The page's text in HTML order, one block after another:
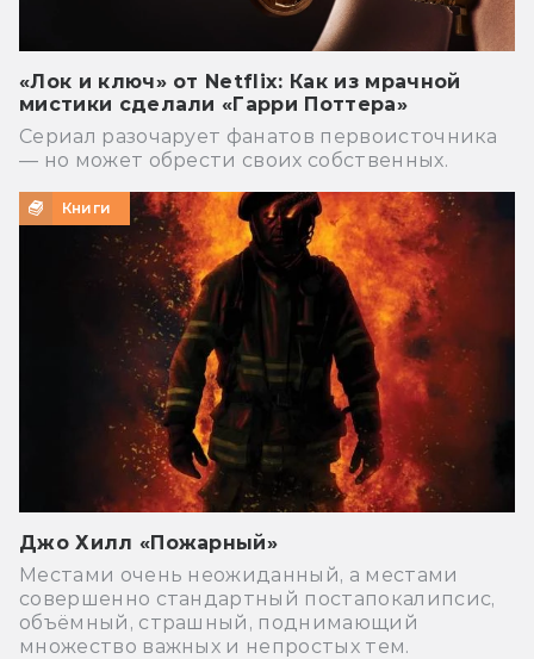
«Лок и ключ» от Netflix: Как из мрачной
мистики сделали «Гарри Поттера»
Сериал разочарует фанатов первоисточника
— но может обрести своих собственных.
Книги
Джо Хилл «Пожарный»
Местами очень неожиданный, а местами
совершенно стандартный постапокалипсис,
объёмный, страшный, поднимающий
множество важных и непростых тем.